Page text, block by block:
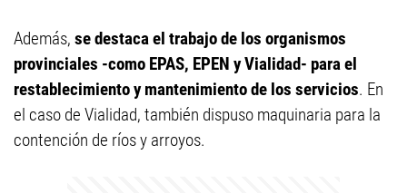
Además, se destaca el trabajo de los organismos
provinciales -como EPAS, EPEN y Vialidad- para el
restablecimiento y mantenimiento de los servicios. En
el caso de Vialidad, también dispuso maquinaria para la
contención de ríos y arroyos.